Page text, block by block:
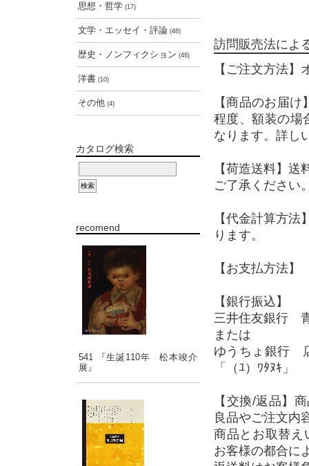
思想・哲学 (17)
文学・エッセイ・評論 (48)
歴史・ノンフィクション (48)
洋書 (10)
その他 (4)
カタログ検索
recomend
541 『生誕110年 松本竣介
展』
訪問販売法によ
【ご注文方法
【商品のお届
程度、額装の場
なります。詳し
【荷造送料】
ご了承ください
【代金計算方
ります。
【お支払方法】
【銀行振込】
三井住友銀行
または
ゆうちょ銀行
「（ﾕ）ﾜﾀﾇｷ」
【交換/返品】
良品やご注文内
商品とお取替え
お客様の都合に